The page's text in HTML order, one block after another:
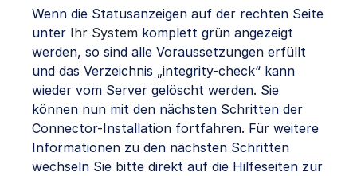
Wenn die Statusanzeigen auf der rechten Seite
unter Ihr System komplett grün angezeigt
werden, so sind alle Voraussetzungen erfüllt
und das Verzeichnis „integrity-check“ kann
wieder vom Server gelöscht werden. Sie
können nun mit den nächsten Schritten der
Connector-Installation fortfahren. Für weitere
Informationen zu den nächsten Schritten
wechseln Sie bitte direkt auf die Hilfeseiten zur